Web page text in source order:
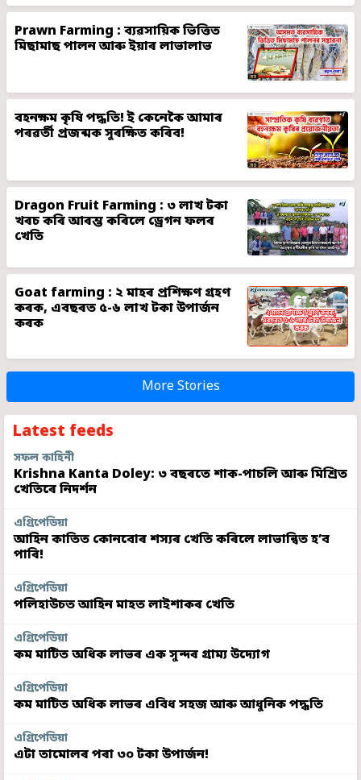
Prawn Farming : ব্যৱসায়িক ভিত্তিত
মিছামাছ পালন আৰু ইয়াৰ লাভালাভ
বহনক্ষম কৃষি পদ্ধতি! ই কেনেকৈ আমাৰ
পৰৱৰ্তী প্ৰজন্মক সুৰক্ষিত কৰিব!
Dragon Fruit Farming : ৩ লাখ টকা
খৰচ কৰি আৰম্ভ কৰিলে ড্ৰেগন ফলৰ
খেতি
Goat farming : ২ মাহৰ প্ৰশিক্ষণ গ্ৰহণ
কৰক, এবছৰত ৫-৬ লাখ টকা উপাৰ্জন
কৰক
More Stories
Latest feeds
সফল কাহিনী
Krishna Kanta Doley: ৩ বছৰতে শাক-পাচলি আৰু মিশ্ৰিত
খেতিৰে নিদৰ্শন
এগ্ৰিপেডিয়া
আহিন কাতিত কোনবোৰ শস্যৰ খেতি কৰিলে লাভান্বিত হ’ব
পাৰি!
এগ্ৰিপেডিয়া
পলিহাউচত আহিন মাহত লাইশাকৰ খেতি
এগ্ৰিপেডিয়া
কম মাটিত অধিক লাভৰ এক সুন্দৰ গ্ৰাম্য উদ্যোগ
এগ্ৰিপেডিয়া
কম মাটিত অধিক লাভৰ এবিধ সহজ আৰু আধুনিক পদ্ধতি
এগ্ৰিপেডিয়া
এটা তামোলৰ পৰা ৩০ টকা উপাৰ্জন!